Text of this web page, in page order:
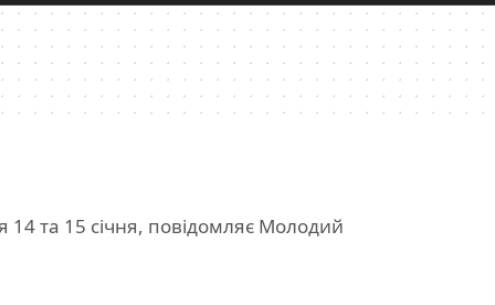
14 та 15 січня, повідомляє Молодий